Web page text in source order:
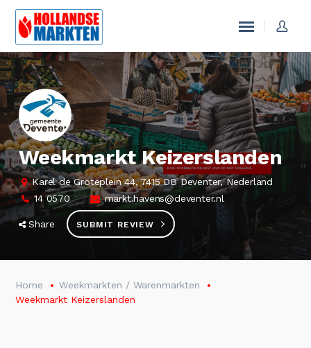
Weekmarkt Keizerslanden
Karel de Groteplein 44, 7415 DB Deventer, Nederland
14 0570
markt.havens@deventer.nl
Share SUBMIT REVIEW
Home
Weekmarkten / Warenmarkten
Weekmarkt Keizerslanden